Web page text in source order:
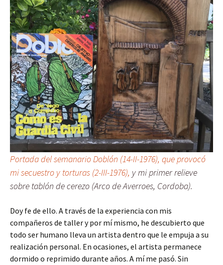
Portada del semanario Doblón (14-II-1976), que provocó
mi secuestro y torturas (2-III-1976), y mi primer relieve
sobre tablón de cerezo (Arco de Averroes, Cordoba).
Doy fe de ello. A través de la experiencia con mis
compañeros de taller y por mí mismo, he descubierto que
todo ser humano lleva un artista dentro que le empuja a su
realización personal. En ocasiones, el artista permanece
dormido o reprimido durante años. A mí me pasó. Sin